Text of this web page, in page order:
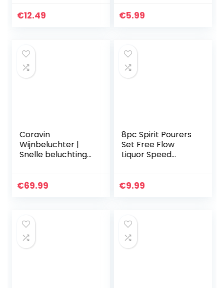
feesten, shots en
€12.49
Uitloop Liquor Spirit
€5.99
Coravin
Wijnbeluchter |
Snelle beluchting
decanteren |
€69.99
8pc Spirit Pourers
Set Free Flow
Liquor Speed
Caps & Cleaning
€9.99